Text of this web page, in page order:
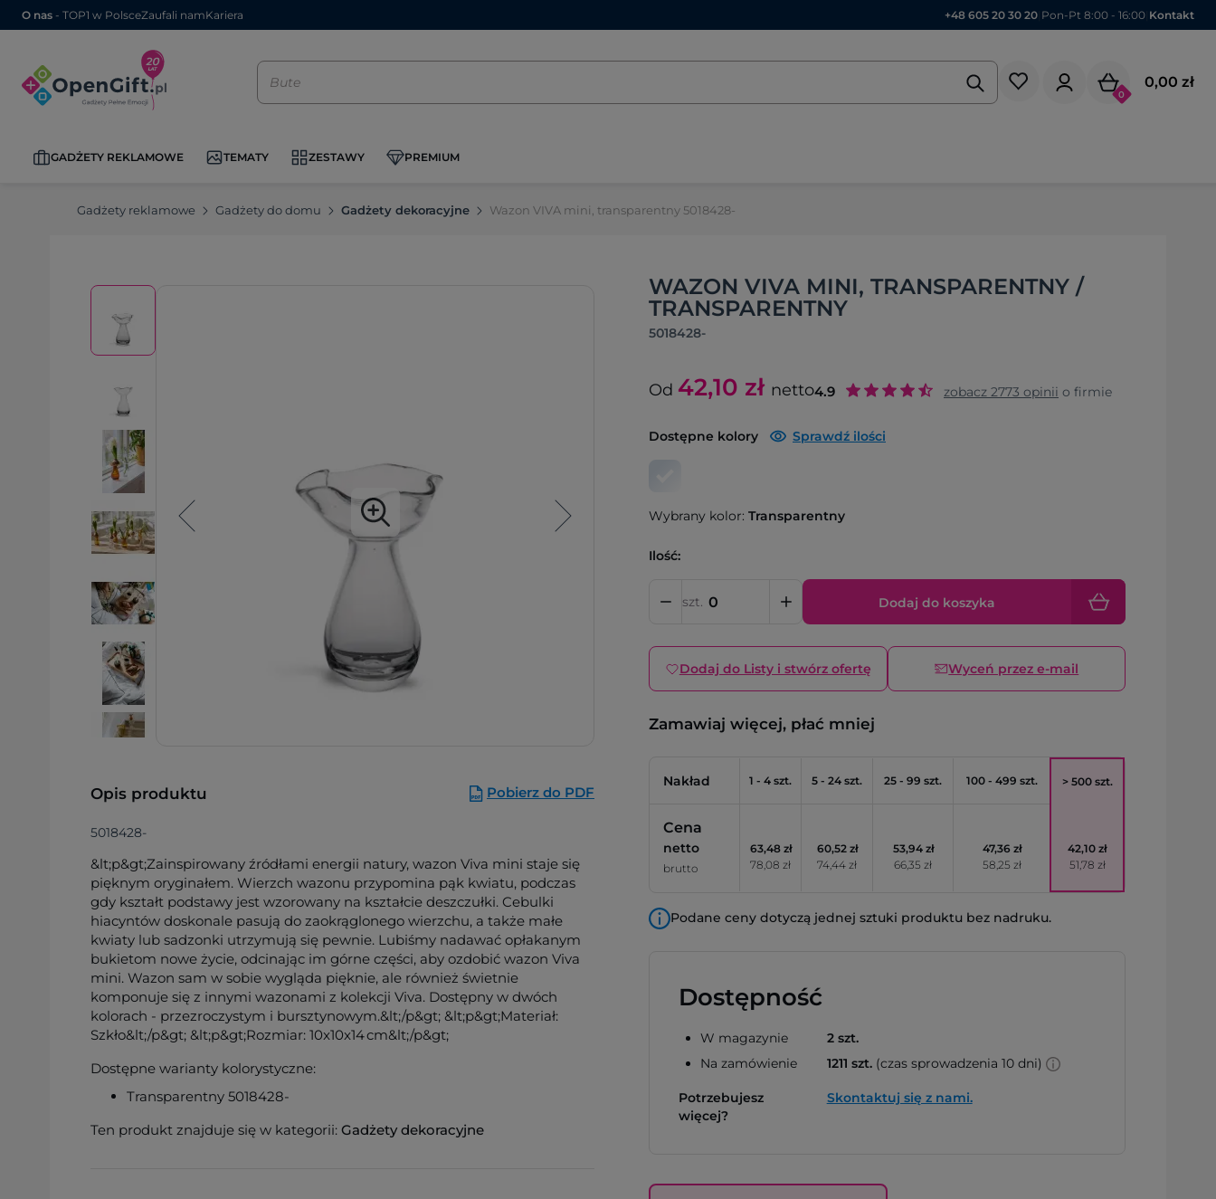
O nas - TOP1 w PolsceZaufali namKariera +48 605 20 30 20 Pon-Pt 8:00 - 16:00 Kontakt
0
0,00 zł
GADŻETY REKLAMOWE TEMATY ZESTAWY PREMIUM
Gadżety reklamowe Gadżety do domu Gadżety dekoracyjne Wazon VIVA mini, transparentny 5018428-
WAZON VIVA MINI, TRANSPARENTNY /
TRANSPARENTNY
5018428-
Opis produktu Pobierz do PDF
5018428-
&lt;p&gt;Zainspirowany źródłami energii natury, wazon Viva mini staje się
pięknym oryginałem. Wierzch wazonu przypomina pąk kwiatu, podczas
gdy kształt podstawy jest wzorowany na kształcie deszczułki. Cebulki
hiacyntów doskonale pasują do zaokrąglonego wierzchu, a także małe
kwiaty lub sadzonki utrzymują się pewnie. Lubiśmy nadawać opłakanym
bukietom nowe życie, odcinając im górne części, aby ozdobić wazon Viva
mini. Wazon sam w sobie wygląda pięknie, ale również świetnie
komponuje się z innymi wazonami z kolekcji Viva. Dostępny w dwóch
kolorach - przezroczystym i bursztynowym.&lt;/p&gt; &lt;p&gt;Materiał:
Szkło&lt;/p&gt; &lt;p&gt;Rozmiar: 10x10x14 cm&lt;/p&gt;
Dostępne warianty kolorystyczne:
Transparentny 5018428-
Ten produkt znajduje się w kategorii: Gadżety dekoracyjne
Od 42,10 zł netto4.9 zobacz 2773 opinii o firmie
Dostępne kolory Sprawdź ilości
Wybrany kolor: Transparentny
Ilość:
szt. Dodaj do koszyka
Dodaj do Listy i stwórz ofertę Wyceń przez e-mail
Zamawiaj więcej, płać mniej
Nakład 1 - 4 szt. 5 - 24 szt. 25 - 99 szt. 100 - 499 szt. > 500 szt.
Cena
netto
brutto
63,48 zł
78,08 zł
60,52 zł
74,44 zł
53,94 zł
66,35 zł
47,36 zł
58,25 zł
42,10 zł
51,78 zł
Podane ceny dotyczą jednej sztuki produktu bez nadruku.
Dostępność
W magazynie
Na zamówienie
2 szt.
1211 szt.(czas sprowadzenia 10 dni)
Potrzebujesz
więcej?
Skontaktuj się z nami.